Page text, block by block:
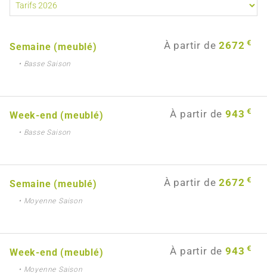
Semaine (meublé) À partir de2672 €
• Basse Saison
Week-end (meublé) À partir de 943 €
• Basse Saison
Semaine (meublé) À partir de2672 €
• Moyenne Saison
Week-end (meublé) À partir de 943 €
• Moyenne Saison